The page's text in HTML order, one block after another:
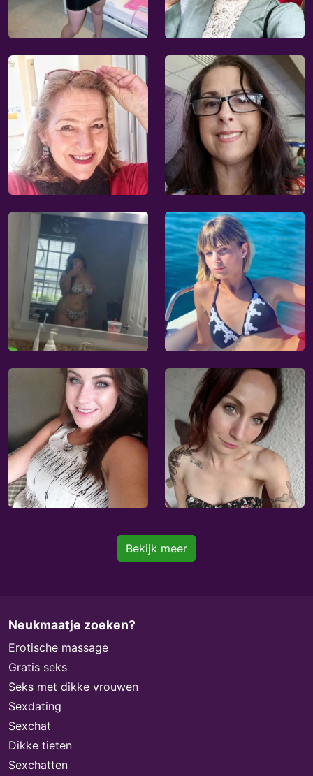
Bekijk meer
Neukmaatje zoeken?
Erotische massage
Gratis seks
Seks met dikke vrouwen
Sexdating
Sexchat
Dikke tieten
Sexchatten